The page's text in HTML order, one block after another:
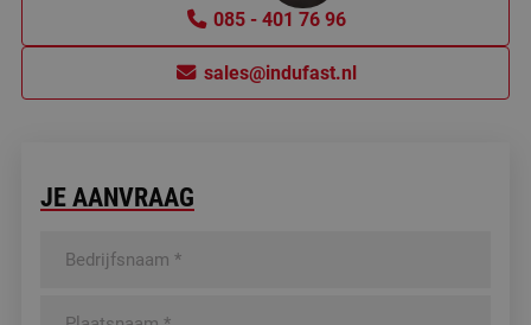
085 - 401 76 96
sales@indufast.nl
JE AANVRAAG